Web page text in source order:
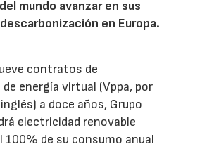
mundo avanzar en sus
en Europa.
contratos de
energía virtual (Vppa, por
a doce años, Grupo
electricidad renovable
100% de su consumo anual